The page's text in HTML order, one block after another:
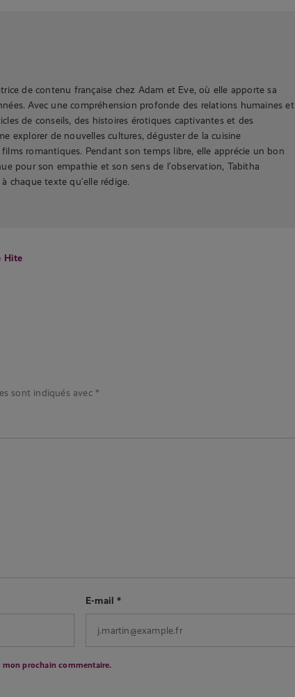
de contenu française chez Adam et Eve, où elle apporte sa
Avec une compréhension profonde des relations humaines et
de conseils, des histoires érotiques captivantes et des
explorer de nouvelles cultures, déguster de la cuisine
romantiques. Pendant son temps libre, elle apprécie un bon
pour son empathie et son sens de l’observation, Tabitha
chaque texte qu’elle rédige.
Hite
sont indiqués avec*
E-mail*
prochain commentaire.